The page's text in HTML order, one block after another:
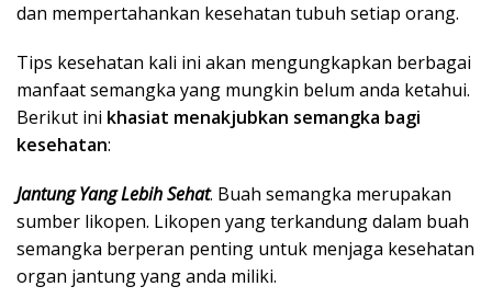
dan mempertahankan kesehatan tubuh setiap orang.
Tips kesehatan kali ini akan mengungkapkan berbagai
manfaat semangka yang mungkin belum anda ketahui.
Berikut ini khasiat menakjubkan semangka bagi
kesehatan:
Jantung Yang Lebih Sehat. Buah semangka merupakan
sumber likopen. Likopen yang terkandung dalam buah
semangka berperan penting untuk menjaga kesehatan
organ jantung yang anda miliki.